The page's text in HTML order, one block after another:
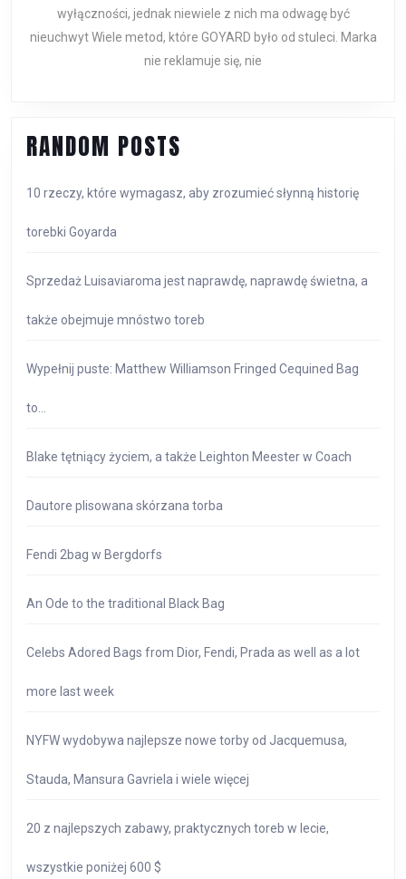
WYMAGASZ,
ABY
ZROZUMIEĆ
wyłączności, jednak niewiele z nich ma odwagę być
nieuchwyt Wiele metod, które GOYARD było od stuleci. Marka
nie reklamuje się, nie
RANDOM POSTS
10 rzeczy, które wymagasz, aby zrozumieć słynną historię
torebki Goyarda
Sprzedaż Luisaviaroma jest naprawdę, naprawdę świetna, a
także obejmuje mnóstwo toreb
Wypełnij puste: Matthew Williamson Fringed Cequined Bag
to…
Blake tętniący życiem, a także Leighton Meester w Coach
Dautore plisowana skórzana torba
Fendi 2bag w Bergdorfs
An Ode to the traditional Black Bag
Celebs Adored Bags from Dior, Fendi, Prada as well as a lot
more last week
NYFW wydobywa najlepsze nowe torby od Jacquemusa,
Stauda, ​​Mansura Gavriela i wiele więcej
20 z najlepszych zabawy, praktycznych toreb w lecie,
wszystkie poniżej 600 $